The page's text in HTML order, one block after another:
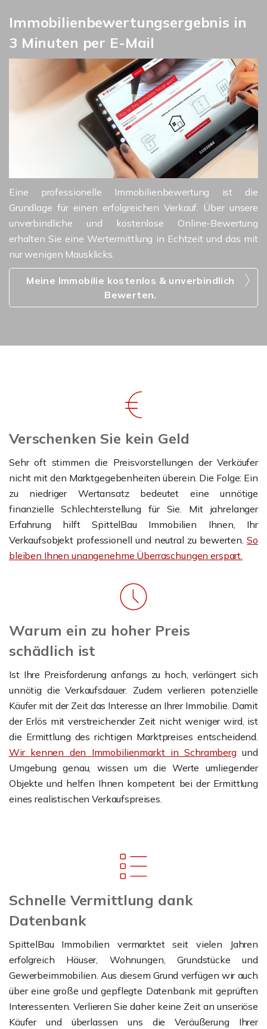
Immobilienbewertungsergebnis in
3 Minuten per E-Mail
Eine professionelle Immobilienbewertung ist die
Grundlage für einen erfolgreichen Verkauf. Über unsere
unverbindliche und kostenlose Online-Bewertung
erhalten Sie eine Wertermittlung in Echtzeit und das mit
nur wenigen Mausklicks.
Meine Immobilie kostenlos & unverbindlich
Bewerten.
Verschenken Sie kein Geld
Sehr oft stimmen die Preisvorstellungen der Verkäufer
nicht mit den Marktgegebenheiten überein. Die Folge: Ein
zu niedriger Wertansatz bedeutet eine unnötige
finanzielle Schlechterstellung für Sie. Mit jahrelanger
Erfahrung hilft SpittelBau Immobilien Ihnen, Ihr
Verkaufsobjekt professionell und neutral zu bewerten.So
bleiben Ihnen unangenehme Überraschungen erspart.
Warum ein zu hoher Preis
schädlich ist
Ist Ihre Preisforderung anfangs zu hoch, verlängert sich
unnötig die Verkaufsdauer. Zudem verlieren potenzielle
Käufer mit der Zeit das Interesse an Ihrer Immobilie. Damit
der Erlös mit verstreichender Zeit nicht weniger wird, ist
die Ermittlung des richtigen Marktpreises entscheidend.
Wir kennen den Immobilienmarkt in Schrambergund
Umgebung genau, wissen um die Werte umliegender
Objekte und helfen Ihnen kompetent bei der Ermittlung
eines realistischen Verkaufspreises.
Schnelle Vermittlung dank
Datenbank
SpittelBau Immobilien vermarktet seit vielen Jahren
erfolgreich Häuser, Wohnungen, Grundstücke und
Gewerbeimmobilien. Aus diesem Grund verfügen wir auch
über eine große und gepflegte Datenbank mit geprüften
Interessenten. Verlieren Sie daher keine Zeit an unseriöse
Käufer und überlassen uns die Veräußerung Ihrer